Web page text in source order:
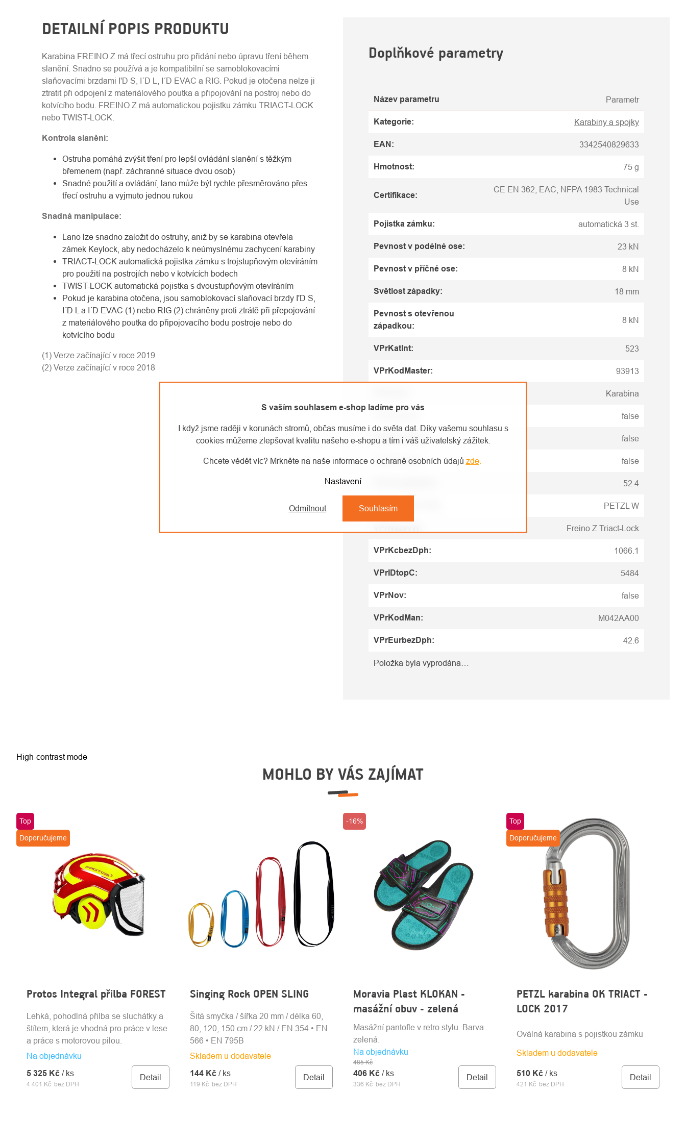
S vaším souhlasem e-shop ladíme pro vás
I když jsme raději v korunách stromů, občas musíme i do světa dat. Díky vašemu souhlasu s
cookies můžeme zlepšovat kvalitu našeho e-shopu a tím i váš uživatelský zážitek.
Chcete vědět víc? Mrkněte na naše informace o ochraně osobních údajů zde.
Nastavení
Odmítnout Souhlasím
DETAILNÍ POPIS PRODUKTU
Karabina FREINO Z má třecí ostruhu pro přidání nebo úpravu tření během
slanění. Snadno se používá a je kompatibilní se samoblokovacími
slaňovacími brzdami I'D S, I´D L, I´D EVAC a RIG. Pokud je otočena nelze ji
ztratit při odpojení z materiálového poutka a připojování na postroj nebo do
kotvícího bodu. FREINO Z má automatickou pojistku zámku TRIACT-LOCK
nebo TWIST-LOCK.
Kontrola slanění:
Ostruha pomáhá zvýšit tření pro lepší ovládání slanění s těžkým
břemenem (např. záchranné situace dvou osob)
Snadné použití a ovládání, lano může být rychle přesměrováno přes
třecí ostruhu a vyjmuto jednou rukou
Snadná manipulace:
Lano lze snadno založit do ostruhy, aniž by se karabina otevřela
zámek Keylock, aby nedocházelo k neúmyslnému zachycení karabiny
TRIACT-LOCK automatická pojistka zámku s trojstupňovým otevíráním
pro použití na postrojích nebo v kotvících bodech
TWIST-LOCK automatická pojistka s dvoustupňovým otevíráním
Pokud je karabina otočena, jsou samoblokovací slaňovací brzdy I'D S,
I´D L a I´D EVAC (1) nebo RIG (2) chráněny proti ztrátě při přepojování
z materiálového poutka do připojovacího bodu postroje nebo do
kotvícího bodu
(1) Verze začínající v roce 2019
(2) Verze začínající v roce 2018
Doplňkové parametry
Název parametru Parametr
Kategorie: Karabiny a spojky
EAN: 3342540829633
Hmotnost: 75 g
Certifikace:
CE EN 362, EAC, NFPA 1983 Technical
Use
Pojistka zámku: automatická 3 st.
Pevnost v podélné ose: 23 kN
Pevnost v příčné ose: 8 kN
Světlost západky: 18 mm
Pevnost s otevřenou
západkou:
8 kN
VPrKatInt: 523
VPrKodMaster: 93913
Karabina
false
VPrNovaBarv: false
VPrNovaVel: false
52.4
PRICE_SECTION PETZL W
Freino Z Triact-Lock
VPrKcbezDph: 1066.1
VPrIDtopC: 5484
VPrNov: false
VPrKodMan: M042AA00
VPrEurbezDph: 42.6
Položka byla vyprodána…
High-contrast mode
MOHLO BY VÁS ZAJÍMAT
Top
Doporučujeme
Protos Integral přilba FOREST
Na objednávku
4 401 Kč bez DPH
5 325 Kč / ks Detail
Lehká, pohodlná přilba se sluchátky a
štítem, která je vhodná pro práce v lese
a práce s motorovou pilou.
Singing Rock OPEN SLING
Skladem u dodavatele
119 Kč bez DPH
144 Kč / ks Detail
Šitá smyčka / šířka 20 mm / délka 60,
80, 120, 150 cm / 22 kN / EN 354 • EN
566 • EN 795B
-16%
Moravia Plast KLOKAN -
masážní obuv - zelená
Na objednávku
336 Kč bez DPH
485 Kč
406 Kč / ks Detail
Masážní pantofle v retro stylu. Barva
zelená.
Top
Doporučujeme
PETZL karabina OK TRIACT -
LOCK 2017
Skladem u dodavatele
421 Kč bez DPH
510 Kč / ks Detail
Oválná karabina s pojistkou zámku